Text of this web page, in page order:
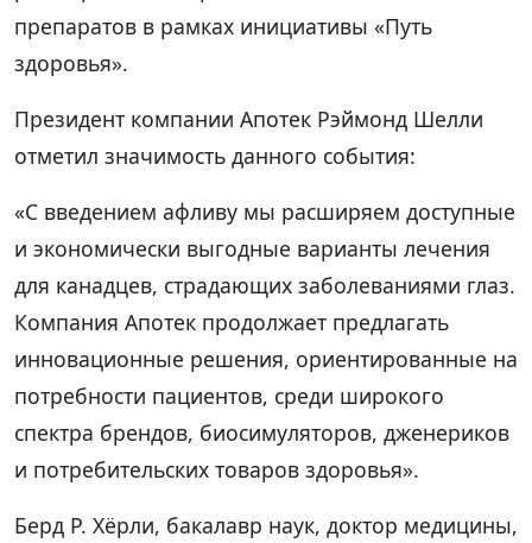
препаратов в рамках инициативы «Путь
здоровья».
Президент компании Апотек Рэймонд Шелли
отметил значимость данного события:
«С введением афливу мы расширяем доступные
и экономически выгодные варианты лечения
для канадцев, страдающих заболеваниями глаз.
Компания Апотек продолжает предлагать
инновационные решения, ориентированные на
потребности пациентов, среди широкого
спектра брендов, биосимуляторов, дженериков
и потребительских товаров здоровья».
Берд Р. Хёрли, бакалавр наук, доктор медицины,